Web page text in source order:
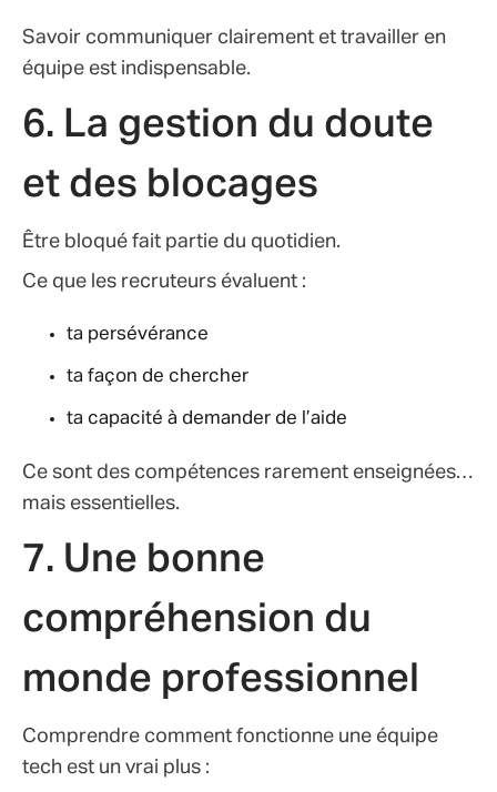
Savoir communiquer clairement et travailler en
équipe est indispensable.
6. La gestion du doute
et des blocages
Être bloqué fait partie du quotidien.
Ce que les recruteurs évaluent :
ta persévérance
ta façon de chercher
ta capacité à demander de l’aide
Ce sont des compétences rarement enseignées…
mais essentielles.
7. Une bonne
compréhension du
monde professionnel
Comprendre comment fonctionne une équipe
tech est un vrai plus :